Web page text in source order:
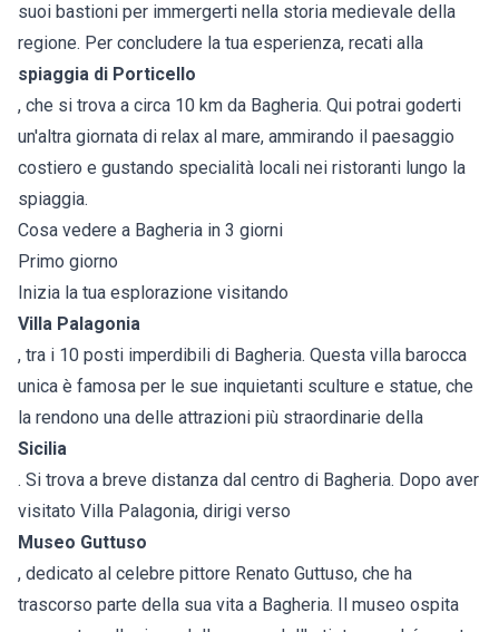
suoi bastioni per immergerti nella storia medievale della
regione. Per concludere la tua esperienza, recati alla
spiaggia di Porticello
, che si trova a circa 10 km da Bagheria. Qui potrai goderti
un'altra giornata di relax al mare, ammirando il paesaggio
costiero e gustando specialità locali nei ristoranti lungo la
spiaggia.
Cosa vedere a Bagheria in 3 giorni
Primo giorno
Inizia la tua esplorazione visitando
Villa Palagonia
, tra i 10 posti imperdibili di Bagheria. Questa villa barocca
unica è famosa per le sue inquietanti sculture e statue, che
la rendono una delle attrazioni più straordinarie della
Sicilia
. Si trova a breve distanza dal centro di Bagheria. Dopo aver
visitato Villa Palagonia, dirigi verso
Museo Guttuso
, dedicato al celebre pittore Renato Guttuso, che ha
trascorso parte della sua vita a Bagheria. Il museo ospita